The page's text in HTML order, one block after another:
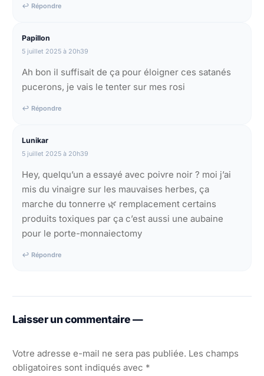
↩ Répondre
Papillon
5 juillet 2025 à 20h39
Ah bon il suffisait de ça pour éloigner ces satanés
pucerons, je vais le tenter sur mes rosi
↩ Répondre
Lunikar
5 juillet 2025 à 20h39
Hey, quelqu’un a essayé avec poivre noir ? moi j’ai
mis du vinaigre sur les mauvaises herbes, ça
marche du tonnerre 🌿 remplacement certains
produits toxiques par ça c’est aussi une aubaine
pour le porte-monnaiectomy
↩ Répondre
Laisser un commentaire —
Votre adresse e-mail ne sera pas publiée. Les champs
obligatoires sont indiqués avec *